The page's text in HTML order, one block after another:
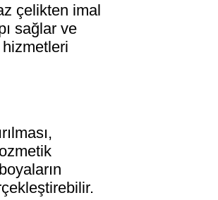
çelikten imal
sağlar ve